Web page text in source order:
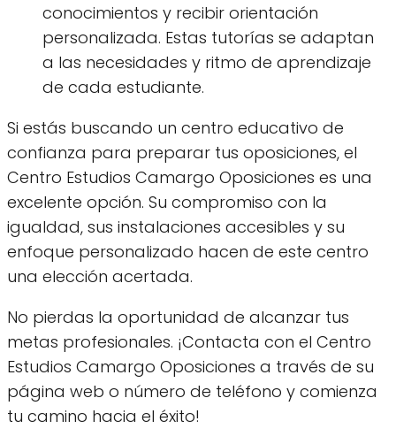
conocimientos y recibir orientación
personalizada. Estas tutorías se adaptan
a las necesidades y ritmo de aprendizaje
de cada estudiante.
Si estás buscando un centro educativo de
confianza para preparar tus oposiciones, el
Centro Estudios Camargo Oposiciones es una
excelente opción. Su compromiso con la
igualdad, sus instalaciones accesibles y su
enfoque personalizado hacen de este centro
una elección acertada.
No pierdas la oportunidad de alcanzar tus
metas profesionales. ¡Contacta con el Centro
Estudios Camargo Oposiciones a través de su
página web o número de teléfono y comienza
tu camino hacia el éxito!